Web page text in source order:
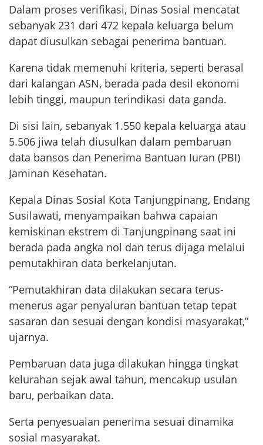
Dalam proses verifikasi, Dinas Sosial mencatat
sebanyak 231 dari 472 kepala keluarga belum
dapat diusulkan sebagai penerima bantuan.
Karena tidak memenuhi kriteria, seperti berasal
dari kalangan ASN, berada pada desil ekonomi
lebih tinggi, maupun terindikasi data ganda.
Di sisi lain, sebanyak 1.550 kepala keluarga atau
5.506 jiwa telah diusulkan dalam pembaruan
data bansos dan Penerima Bantuan Iuran (PBI)
Jaminan Kesehatan.
Kepala Dinas Sosial Kota Tanjungpinang, Endang
Susilawati, menyampaikan bahwa capaian
kemiskinan ekstrem di Tanjungpinang saat ini
berada pada angka nol dan terus dijaga melalui
pemutakhiran data berkelanjutan.
“Pemutakhiran data dilakukan secara terus-
menerus agar penyaluran bantuan tetap tepat
sasaran dan sesuai dengan kondisi masyarakat,”
ujarnya.
Pembaruan data juga dilakukan hingga tingkat
kelurahan sejak awal tahun, mencakup usulan
baru, perbaikan data.
Serta penyesuaian penerima sesuai dinamika
sosial masyarakat.